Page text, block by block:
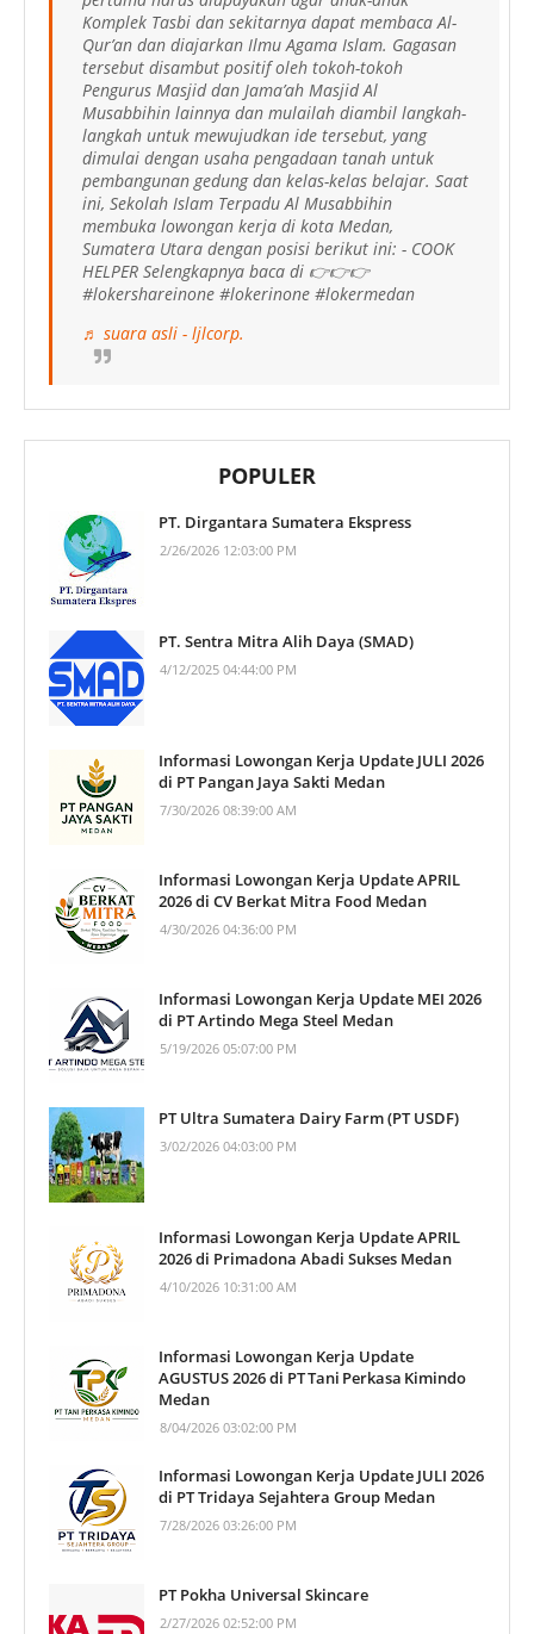
Komplek Tasbi dan sekitarnya dapat membaca Al-
Qur’an dan diajarkan Ilmu Agama Islam. Gagasan
tersebut disambut positif oleh tokoh-tokoh
Pengurus Masjid dan Jama’ah Masjid Al
Musabbihin lainnya dan mulailah diambil langkah-
langkah untuk mewujudkan ide tersebut, yang
dimulai dengan usaha pengadaan tanah untuk
pembangunan gedung dan kelas-kelas belajar. Saat
ini, Sekolah Islam Terpadu Al Musabbihin
membuka lowongan kerja di kota Medan,
Sumatera Utara dengan posisi berikut ini: - COOK
HELPER Selengkapnya baca di 👉👉👉
#lokershareinone #lokerinone #lokermedan
♬ suara asli - ljlcorp.
POPULER
PT. Dirgantara Sumatera Ekspress
2/26/2026 12:03:00 PM
PT. Sentra Mitra Alih Daya (SMAD)
4/12/2025 04:44:00 PM
Informasi Lowongan Kerja Update JULI 2026
di PT Pangan Jaya Sakti Medan
7/30/2026 08:39:00 AM
Informasi Lowongan Kerja Update APRIL
2026 di CV Berkat Mitra Food Medan
4/30/2026 04:36:00 PM
Informasi Lowongan Kerja Update MEI 2026
di PT Artindo Mega Steel Medan
5/19/2026 05:07:00 PM
PT Ultra Sumatera Dairy Farm (PT USDF)
3/02/2026 04:03:00 PM
Informasi Lowongan Kerja Update APRIL
2026 di Primadona Abadi Sukses Medan
4/10/2026 10:31:00 AM
Informasi Lowongan Kerja Update
AGUSTUS 2026 di PT Tani Perkasa Kimindo
Medan
8/04/2026 03:02:00 PM
Informasi Lowongan Kerja Update JULI 2026
di PT Tridaya Sejahtera Group Medan
7/28/2026 03:26:00 PM
PT Pokha Universal Skincare
2/27/2026 02:52:00 PM